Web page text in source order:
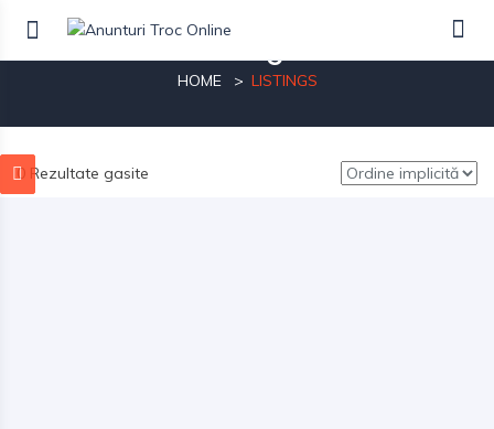
Listings
HOME LISTINGS
0 Rezultate gasite